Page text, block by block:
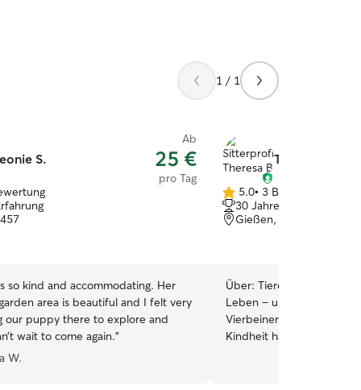
1 / 1
S.
Ab
25 €
pro Tag
so kind and accommodating. Her
area is beautiful and I felt very
our puppy there to explore and
wait to come again.”
W.
Theresa B.
5.0
von
5
5.0• 3 Bewertungen
30 Jahre Erfahrung
Gießen, 35394
Über: Tiere begleiten
Leben – und genau das
Vierbeiner, die ich
Kindheit habe ich viel